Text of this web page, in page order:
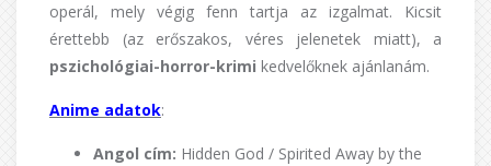
operál, mely végig fenn tartja az izgalmat. Kicsit
érettebb (az erőszakos, véres jelenetek miatt), a
pszichológiai-horror-krimi kedvelőknek ajánlanám.
Anime adatok:
Angol cím: Hidden God / Spirited Away by the